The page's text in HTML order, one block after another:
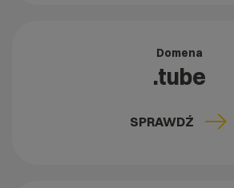
Domena
.tube
SPRAWDŹ